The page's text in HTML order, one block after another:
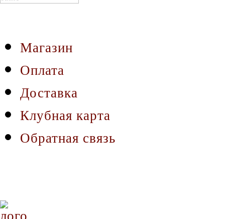
Магазин
Оплата
Доставка
Клубная карта
Обратная связь